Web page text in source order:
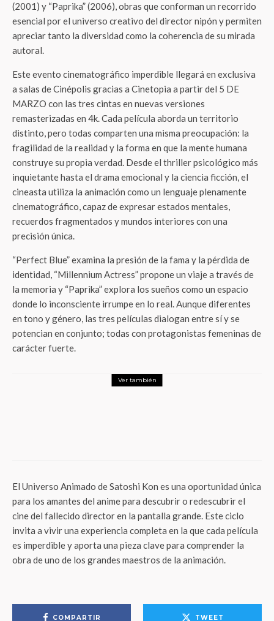
(2001) y “Paprika” (2006), obras que conforman un recorrido
esencial por el universo creativo del director nipón y permiten
apreciar tanto la diversidad como la coherencia de su mirada
autoral.
Este evento cinematográfico imperdible llegará en exclusiva
a salas de Cinépolis gracias a Cinetopia a partir del 5 DE
MARZO con las tres cintas en nuevas versiones
remasterizadas en 4k. Cada película aborda un territorio
distinto, pero todas comparten una misma preocupación: la
fragilidad de la realidad y la forma en que la mente humana
construye su propia verdad. Desde el thriller psicológico más
inquietante hasta el drama emocional y la ciencia ficción, el
cineasta utiliza la animación como un lenguaje plenamente
cinematográfico, capaz de expresar estados mentales,
recuerdos fragmentados y mundos interiores con una
precisión única.
“Perfect Blue” examina la presión de la fama y la pérdida de
identidad, “Millennium Actress” propone un viaje a través de
la memoria y “Paprika” explora los sueños como un espacio
donde lo inconsciente irrumpe en lo real. Aunque diferentes
en tono y género, las tres películas dialogan entre sí y se
potencian en conjunto; todas con protagonistas femeninas de
carácter fuerte.
Ver también
El Universo Animado de Satoshi Kon es una oportunidad única
para los amantes del anime para descubrir o redescubrir el
cine del fallecido director en la pantalla grande. Este ciclo
invita a vivir una experiencia completa en la que cada película
es imperdible y aporta una pieza clave para comprender la
obra de uno de los grandes maestros de la animación.
COMPARTIR TWEET